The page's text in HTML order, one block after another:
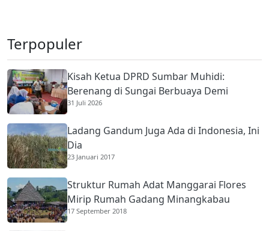
Terpopuler
Kisah Ketua DPRD Sumbar Muhidi:
Berenang di Sungai Berbuaya Demi
Membantu Ekonomi Orang Tua
31 Juli 2026
Ladang Gandum Juga Ada di Indonesia, Ini
Dia
23 Januari 2017
Struktur Rumah Adat Manggarai Flores
Mirip Rumah Gadang Minangkabau
17 September 2018